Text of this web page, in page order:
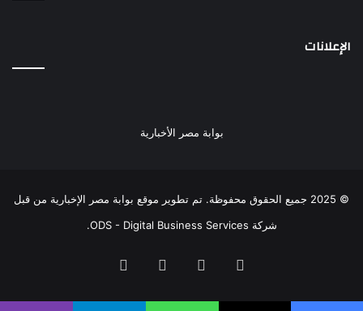
الإعلانات
بوابة مصر الأخبارية
© 2025 جميع الحقوق محفوظة. تم تطوير موقع بوابة مصر الإخبارية من قبل
شركة ODS - Digital Business Services
.
فيسبوك ‫YouTube